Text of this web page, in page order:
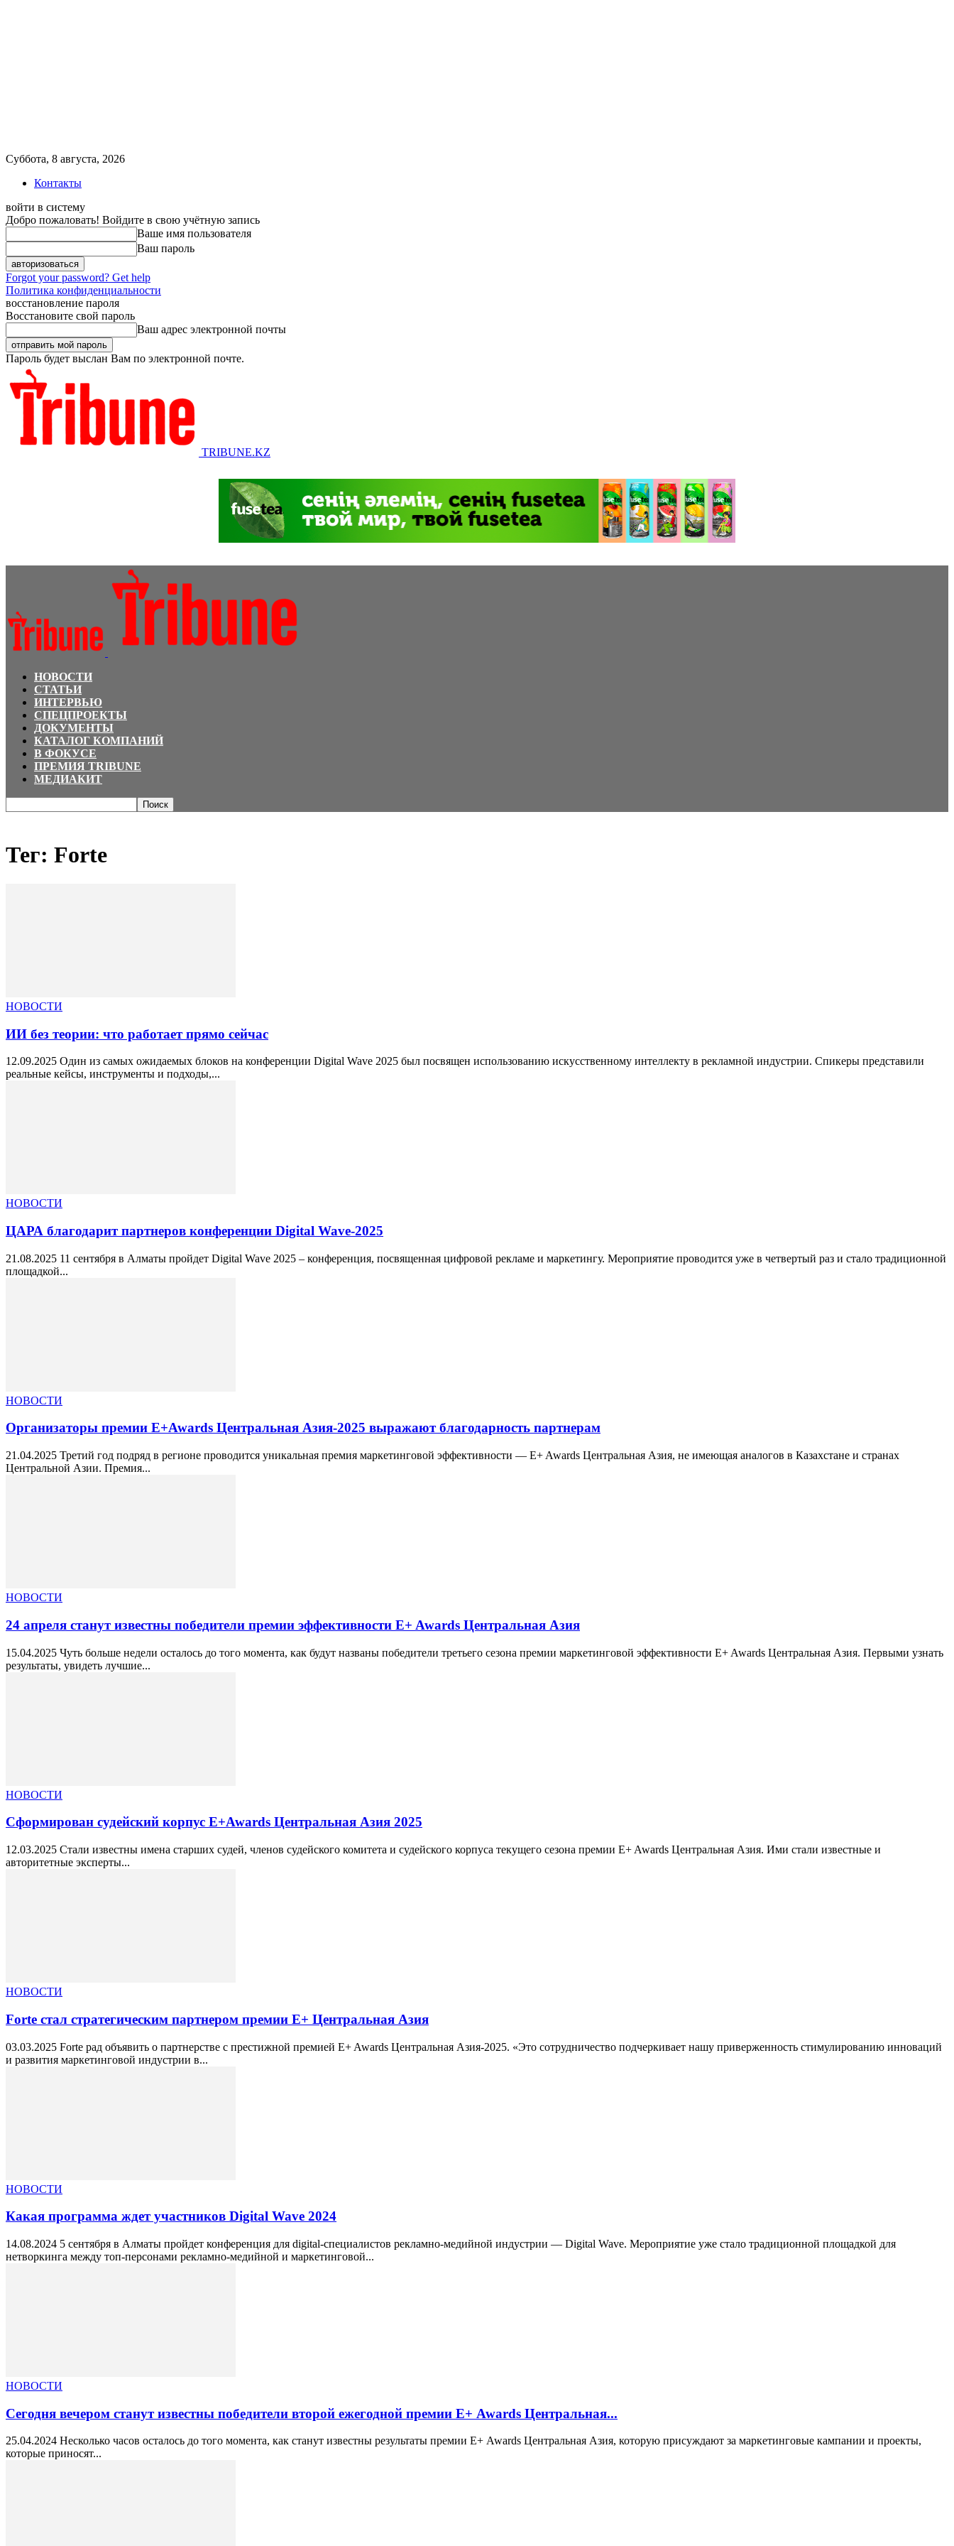
Суббота, 8 августа, 2026
Контакты
войти в систему
Добро пожаловать! Войдите в свою учётную запись
Ваше имя пользователя
Ваш пароль
Forgot your password? Get help
Политика конфиденциальности
восстановление пароля
Восстановите свой пароль
Ваш адрес электронной почты
Пароль будет выслан Вам по электронной почте.
TRIBUNE.KZ
НОВОСТИ
СТАТЬИ
ИНТЕРВЬЮ
СПЕЦПРОЕКТЫ
ДОКУМЕНТЫ
КАТАЛОГ КОМПАНИЙ
В ФОКУСЕ
ПРЕМИЯ TRIBUNE
МЕДИАКИТ
Тег: Forte
НОВОСТИ
ИИ без теории: что работает прямо сейчас
12.09.2025 Один из самых ожидаемых блоков на конференции Digital Wave 2025 был посвящен использованию искусственному интеллекту в рекламной индустрии. Спикеры представили
реальные кейсы, инструменты и подходы,...
НОВОСТИ
ЦАРА благодарит партнеров конференции Digital Wave-2025
21.08.2025 11 сентября в Алматы пройдет Digital Wave 2025 – конференция, посвященная цифровой рекламе и маркетингу. Мероприятие проводится уже в четвертый раз и стало традиционной
площадкой...
НОВОСТИ
Организаторы премии Е+Awards Центральная Азия-2025 выражают благодарность партнерам
21.04.2025 Третий год подряд в регионе проводится уникальная премия маркетинговой эффективности — E+ Awards Центральная Азия, не имеющая аналогов в Казахстане и странах
Центральной Азии. Премия...
НОВОСТИ
24 апреля станут известны победители премии эффективности E+ Awards Центральная Азия
15.04.2025 Чуть больше недели осталось до того момента, как будут названы победители третьего сезона премии маркетинговой эффективности E+ Awards Центральная Азия. Первыми узнать
результаты, увидеть лучшие...
НОВОСТИ
Сформирован судейский корпус Е+Awards Центральная Азия 2025
12.03.2025 Стали известны имена старших судей, членов судейского комитета и судейского корпуса текущего сезона премии E+ Awards Центральная Азия. Ими стали известные и
авторитетные эксперты...
НОВОСТИ
Forte стал стратегическим партнером премии Е+ Центральная Азия
03.03.2025 Forte рад объявить о партнерстве с престижной премией E+ Awards Центральная Азия-2025. «Это сотрудничество подчеркивает нашу приверженность стимулированию инноваций
и развития маркетинговой индустрии в...
НОВОСТИ
Какая программа ждет участников Digital Wave 2024
14.08.2024 5 сентября в Алматы пройдет конференция для digital-специалистов рекламно-медийной индустрии — Digital Wave. Мероприятие уже стало традиционной площадкой для
нетворкинга между топ-персонами рекламно-медийной и маркетинговой...
НОВОСТИ
Сегодня вечером станут известны победители второй ежегодной премии Е+ Awards Центральная...
25.04.2024 Несколько часов осталось до того момента, как станут известны результаты премии Е+ Awards Центральная Азия, которую присуждают за маркетинговые кампании и проекты,
которые приносят...